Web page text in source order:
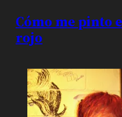
Cómo me pinto
rojo